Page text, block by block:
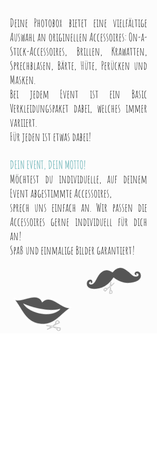
Deine Photobox bietet eine vielfältige
Auswahl an originellen Accessoires: On-a-
Stick-Accessoires, Brillen, Krawatten,
Sprechblasen, Bärte, Hüte, Perücken und
Masken.
Bei jedem Event ist ein Basic
Verkleidungspaket dabei, welches immer
variiert.
Für jeden ist etwas dabei!
DEIN EVENT, DEIN MOTTO!
Möchtest du individuelle, auf deinem
Event abgestimmte Accessoires,
sprech uns einfach an. Wir passen die
Accessoires gerne individuell für dich
an!
Spaß und einmalige Bilder garantiert!